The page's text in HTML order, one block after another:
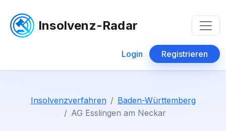
Insolvenz-Radar
Login Registrieren
Insolvenzverfahren
Baden-Württemberg
AG Esslingen am Neckar